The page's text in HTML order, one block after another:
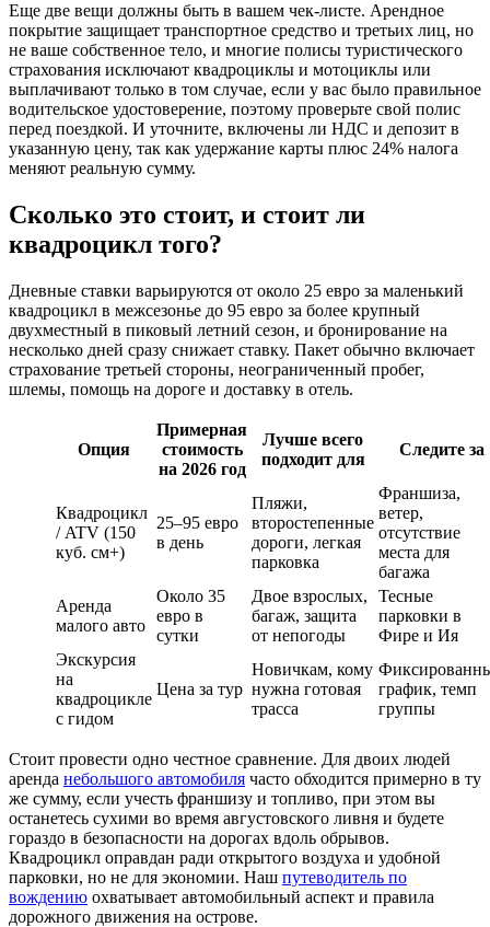
Еще две вещи должны быть в вашем чек-листе. Арендное
покрытие защищает транспортное средство и третьих лиц, но
не ваше собственное тело, и многие полисы туристического
страхования исключают квадроциклы и мотоциклы или
выплачивают только в том случае, если у вас было правильное
водительское удостоверение, поэтому проверьте свой полис
перед поездкой. И уточните, включены ли НДС и депозит в
указанную цену, так как удержание карты плюс 24% налога
меняют реальную сумму.
Сколько это стоит, и стоит ли
квадроцикл того?
Дневные ставки варьируются от около 25 евро за маленький
квадроцикл в межсезонье до 95 евро за более крупный
двухместный в пиковый летний сезон, и бронирование на
несколько дней сразу снижает ставку. Пакет обычно включает
страхование третьей стороны, неограниченный пробег,
шлемы, помощь на дороге и доставку в отель.
Опция
Примерная
стоимость
на 2026 год
Лучше всего
подходит для
Следите за
Квадроцикл
/ ATV (150
куб. см+)
25–95 евро
в день
Пляжи,
второстепенные
дороги, легкая
парковка
Франшиза,
ветер,
отсутствие
места для
багажа
Аренда
малого авто
Около 35
евро в
сутки
Двое взрослых,
багаж, защита
от непогоды
Тесные
парковки в
Фире и Ия
Экскурсия
на
квадроцикле
с гидом
Цена за тур
Новичкам, кому
нужна готовая
трасса
график, темп
группы
Стоит провести одно честное сравнение. Для двоих людей
аренда небольшого автомобиля часто обходится примерно в ту
же сумму, если учесть франшизу и топливо, при этом вы
останетесь сухими во время августовского ливня и будете
гораздо в безопасности на дорогах вдоль обрывов.
Квадроцикл оправдан ради открытого воздуха и удобной
парковки, но не для экономии. Наш путеводитель по
вождению охватывает автомобильный аспект и правила
дорожного движения на острове.